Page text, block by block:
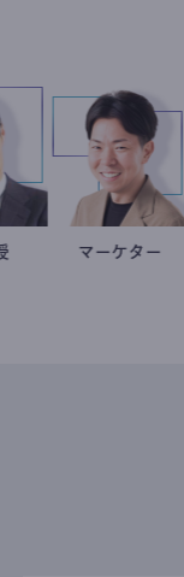
加藤忠史
大学教授 室谷
マー